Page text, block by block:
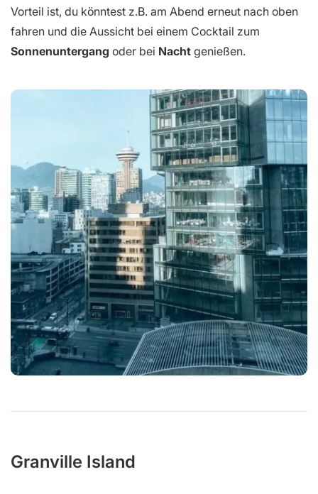
Vorteil ist, du könntest z.B. am Abend erneut nach oben
fahren und die Aussicht bei einem Cocktail zum
Sonnenuntergang oder bei Nacht genießen.
Granville Island